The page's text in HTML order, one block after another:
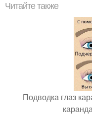
Читайте также
Подводка глаз